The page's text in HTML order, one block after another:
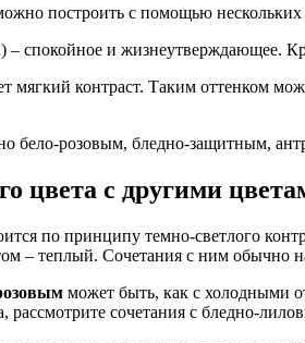
построить с помощью нескольких
спокойное и жизнеутверждающее.
мягкий контраст. Таким оттенком
бело-розовым, бледно-защитным,
цвета с другими
по принципу темно-светлого
– теплый. Сочетания с ним обычно
может быть, как с холодными
рассмотрите сочетания с бледно-